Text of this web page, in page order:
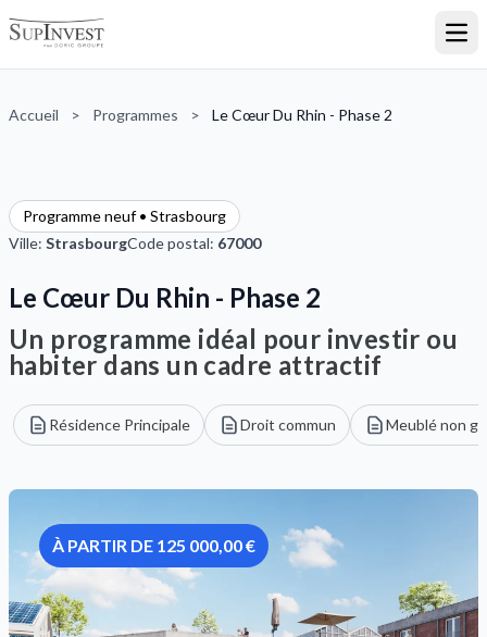
Accueil > Programmes > Le Cœur Du Rhin - Phase 2
Programme neuf • Strasbourg
Ville: StrasbourgCode postal: 67000
Le Cœur Du Rhin - Phase 2
Un programme idéal pour investir ou
habiter dans un cadre attractif
Résidence Principale Droit commun Meublé non
À PARTIR DE 125 000,00 €